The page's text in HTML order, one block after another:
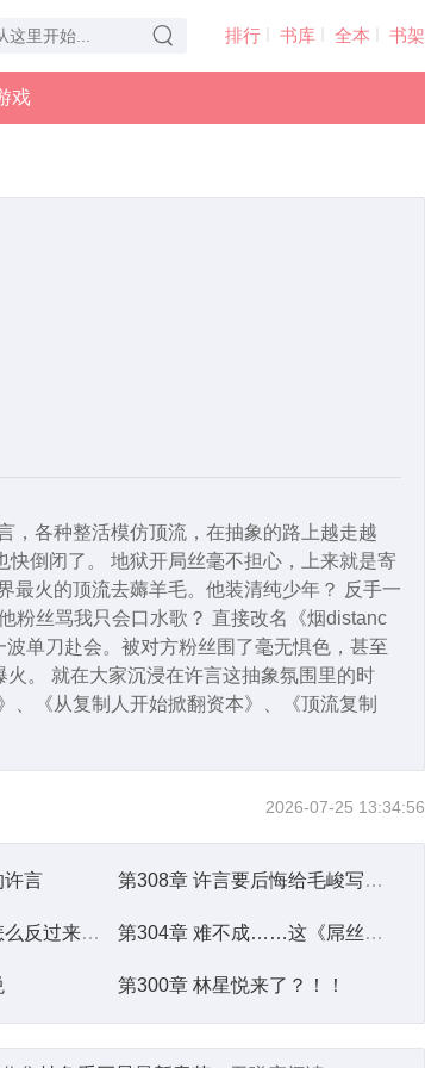
排行 书库 全本 书架
戏
，各种整活模仿顶流，在抽象的路上越走越
倒闭了。 地狱开局丝毫不担心，上来就是寄
最火的顶流去薅羊毛。他装清纯少年？ 反手一
粉丝骂我只会口水歌？ 直接改名《烟distanc
单刀赴会。被对方粉丝围了毫无惧色，甚至
。 就在大家沉浸在许言这抽象氛围里的时
《从复制人开始掀翻资本》、《顶流复制
2026-07-25 13:34:56
许言 第308章 许言要后悔给毛峻写歌了！
第305章 两档节目怎么反过来了？ 第304章 难不成……这《屌丝男士》，还真能爆吗？
第300章 林星悦来了？！！